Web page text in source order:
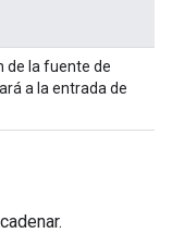
de la fuente de
a la entrada de